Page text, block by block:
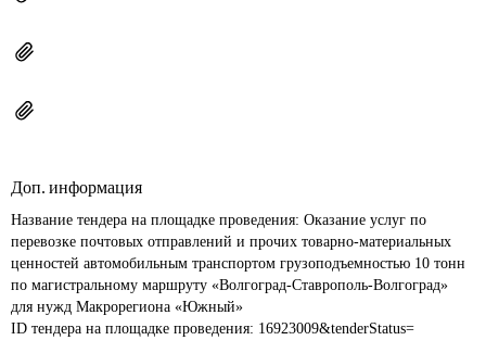
Доп. информация
Название тендера на площадке проведения: Оказание услуг по
перевозке почтовых отправлений и прочих товарно-материальных
ценностей автомобильным транспортом грузоподъемностью 10 тонн
по магистральному маршруту «Волгоград-Ставрополь-Волгоград»
для нужд Макрорегиона «Южный»
ID тендера на площадке проведения: 16923009&tenderStatus=